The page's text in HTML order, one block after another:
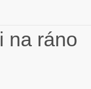
na ráno